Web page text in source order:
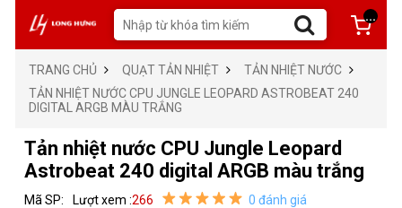
...
TRANG CHỦ QUẠT TẢN NHIỆT
TẢN NHIỆT NƯỚC
TẢN NHIỆT NƯỚC CPU JUNGLE LEOPARD ASTROBEAT 240
DIGITAL ARGB MÀU TRẮNG
Tản nhiệt nước CPU Jungle Leopard
Astrobeat 240 digital ARGB màu trắng
Mã SP: Lượt xem :266 0 đánh giá